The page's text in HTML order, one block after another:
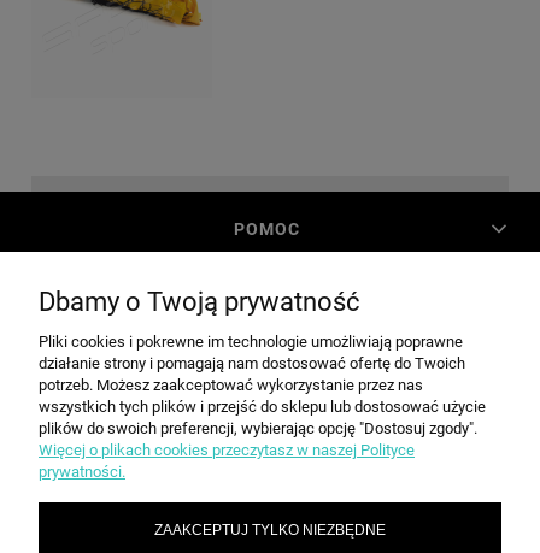
POMOC
MOJE KONTO
PŁATNOŚCI I DOSTAWA
INFORMACJE
O NAS
Dbamy o Twoją prywatność
Pliki cookies i pokrewne im technologie umożliwiają poprawne
działanie strony i pomagają nam dostosować ofertę do Twoich
potrzeb. Możesz zaakceptować wykorzystanie przez nas
wszystkich tych plików i przejść do sklepu lub dostosować użycie
plików do swoich preferencji, wybierając opcję "Dostosuj zgody".
Więcej o plikach cookies przeczytasz w naszej Polityce
prywatności.
ZAAKCEPTUJ TYLKO NIEZBĘDNE